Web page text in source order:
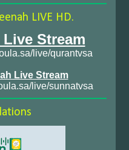
LIVE HD.
Live Stream
live/qurantvsa
Live Stream
live/sunnatvsa